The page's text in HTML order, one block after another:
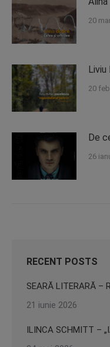
20
Liviu
20
De
26
RECENT POSTS
SEARĂ LITERARĂ –
21 iunie 2026
ILINCA SCHMITT –